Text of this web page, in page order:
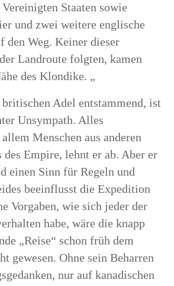
Staaten sowie
und zwei weitere englische
den Weg. Keiner dieser
Landroute folgten, kamen
des Klondike. „
Adel entstammend, ist
Unsympath. Alles
Menschen aus anderen
des Empire, lehnt er ab. Aber er
einen Sinn für Regeln und
beeinflusst die Expedition
Vorgaben, wie sich jeder der
habe, wäre die knapp
„Reise“ schon früh dem
gewesen. Ohne sein Beharren
nur auf kanadischen